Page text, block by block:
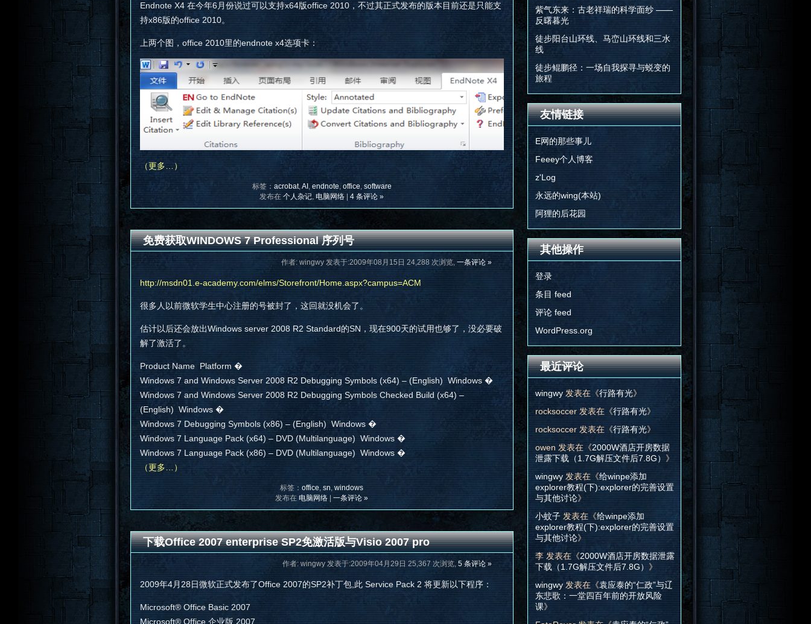
Endnote X4 在今年6月份说过可以支持x64版office 2010，不过其正式发布的版本目前还是只能支
持x86版的office 2010。
上两个图，office 2010里的endnote x4选项卡：
（更多…）
标签： acrobat,AI , endnote,office, software
发布在 个人杂记, 电脑网络 4 条评论 »
免费获取WINDOWS 7 Professional 序列号
作者: wingwy 发表于:2009年08月15日 24,288 次浏览, 一条评论 »
http://msdn01.e-academy.com/elms/Storefront/Home.aspx?campus=ACM
很多人以前微软学生中心注册的号被封了，这回就没机会了。
估计以后还会放出Windows server 2008 R2 Standard的SN，现在900天的试用也够了，没必要破
解了激活了。
Product Name Platform �
Windows 7 and Windows Server 2008 R2 Debugging Symbols (x64) – (English) Windows �
Windows 7 and Windows Server 2008 R2 Debugging Symbols Checked Build (x64) –
(English) Windows �
Windows 7 Debugging Symbols (x86) – (English) Windows �
Windows 7 Language Pack (x64) – DVD (Multilanguage) Windows �
Windows 7 Language Pack (x86) – DVD (Multilanguage) Windows �
（更多…）
标签： office, sn, windows
发布在电脑网络 一条评论 »
下载Office 2007 enterprise SP2免激活版与Visio 2007 pro
作者: wingwy 发表于:2009年04月29日 25,367 次浏览, 5 条评论 »
2009年4月28日微软正式发布了Office 2007的SP2补丁包,此 Service Pack 2 将更新以下程序：
Microsoft® Office Basic 2007
Microsoft® Office 企业版 2007
紫气东来：古老祥瑞的科学面纱 ——
反曙暮光
徒步阳台山环线、马峦山环线和三水
线
徒步鲲鹏径：一场自我探寻与蜕变的
旅程
友情链接
E网的那些事儿
Feeey个人博客
z'Log
永远的wing(本站)
阿狸的后花园
其他操作
登录
条目 feed
评论 feed
WordPress.org
最近评论
wingwy发表在《行路有光》
rocksoccer发表在《行路有光》
rocksoccer发表在《行路有光》
owen 发表在《2000W酒店开房数据
泄露下载（1.7G解压文件后7.8G） 》
wingwy发表在《给winpe添加
explorer教程(下):explorer的完善设置
与其他讨论》
小蚊子发表在《给winpe添加
explorer教程(下):explorer的完善设置
与其他讨论》
李发表在《2000W酒店开房数据泄露
下载（1.7G解压文件后7.8G） 》
wingwy发表在《袁应泰的“仁政”与辽
东悲歌：一堂四百年前的开放风险
课》